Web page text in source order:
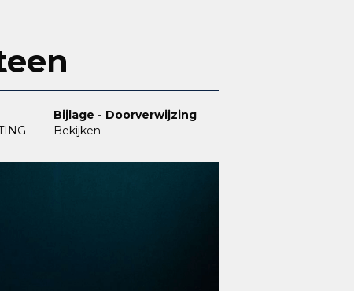
Bijlage - Doorverwijzing
Bekijken